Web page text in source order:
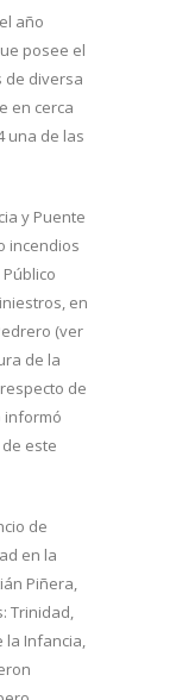
año
posee el
de diversa
en cerca
una de las
y Puente
incendios
en
(ver
de la
de
informó
este
de
en la
Piñera,
Trinidad,
la Infancia,